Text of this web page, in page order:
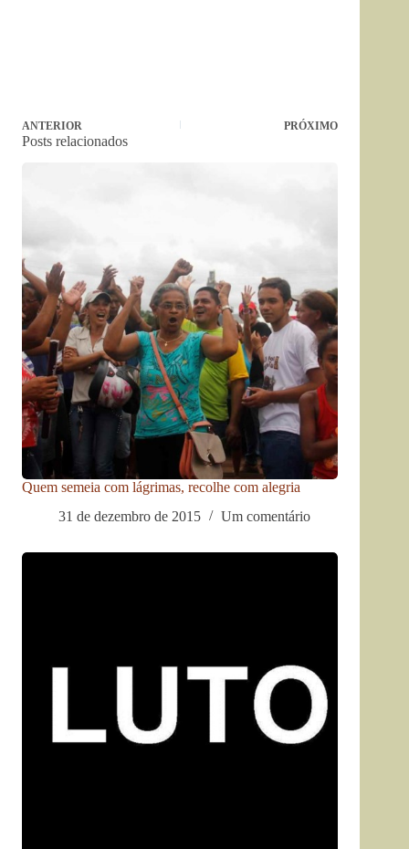
ANTERIOR PRÓXIMO
Posts relacionados
Quem semeia com lágrimas, recolhe com alegria
31 de dezembro de 2015
Um comentário